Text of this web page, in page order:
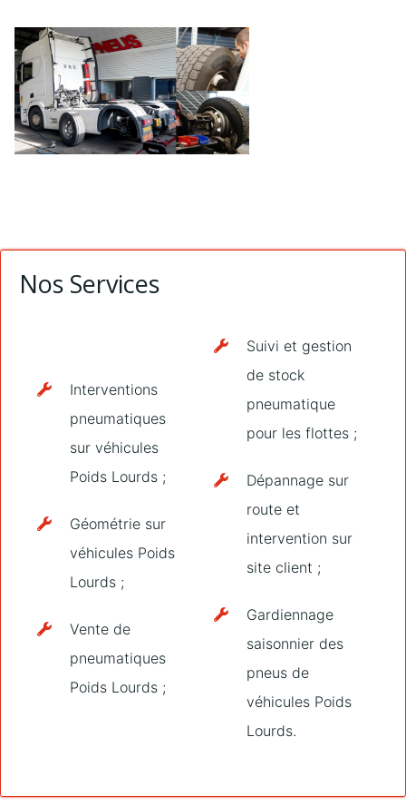
Nos Services
Interventions
pneumatiques
sur véhicules
Poids Lourds ;
Géométrie sur
véhicules Poids
Lourds ;
Vente de
pneumatiques
Poids Lourds ;
Suivi et gestion
de stock
pneumatique
pour les flottes ;
Dépannage sur
route et
intervention sur
site client ;
Gardiennage
saisonnier des
pneus de
véhicules Poids
Lourds.